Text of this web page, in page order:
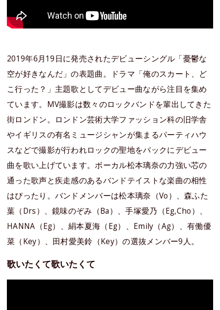
2019年6月19日に発売されたデビューシングル「憂鬱な
空が好きなんだ」の表題曲。ドラマ「俺のスカート、ど
こ行った？」主題歌としてデビュー曲ながら注目を集め
ています。MV撮影は数々のロックバンドを輩出してきた
街ロンドン。ロンドン芸術大学ファッション科の旧学舎
やイギリスの有名ミュージシャンが集まるパーティハウ
スなどで撮影が行われロックの聖地をバックにデビュー
曲を歌い上げています。ボーカル松本璃奈の力強い芯の
通った歌声と疾走感のあるバンドテイストな楽曲の相性
はぴったり。バンドメンバーは松本璃奈（Vo）、森ふた
葉（Drs）、鏡味のぞみ（Ba）、手塚愛乃（Eg,Cho）、
HANNA（Eg）、絹本夏海（Eg）、Emily（Ag）、有働優
菜（Key）、田村愛美鈴（Key）の選抜メンバー9人。
歌いたくて歌いたくて